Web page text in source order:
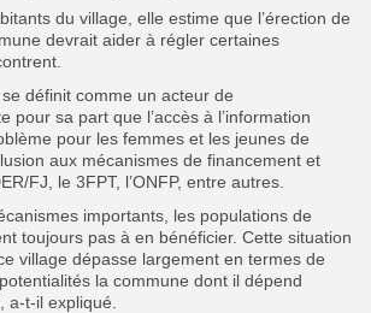
du village, elle estime que l’érection de
devrait aider à régler certaines
définit comme un acteur de
pour sa part que l’accès à l’information
pour les femmes et les jeunes de
aux mécanismes de financement et
FJ, le 3FPT, l’ONFP, entre autres.
importants, les populations de
toujours pas à en bénéficier. Cette situation
village dépasse largement en termes de
la commune dont il dépend
a-t-il expliqué.